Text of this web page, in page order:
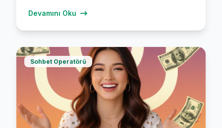
Devamını Oku
Sohbet Operatörü